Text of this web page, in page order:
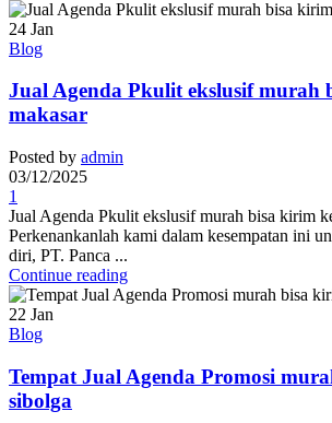
24 Jan
Blog
Jual Agenda Pkulit ekslusif murah
makasar
Posted by admin
03/12/2025
1
Jual Agenda Pkulit ekslusif murah bisa kirim
Perkenankanlah kami dalam kesempatan ini
diri, PT. Panca ...
Continue reading
22 Jan
Blog
Tempat Jual Agenda Promosi
sibolga